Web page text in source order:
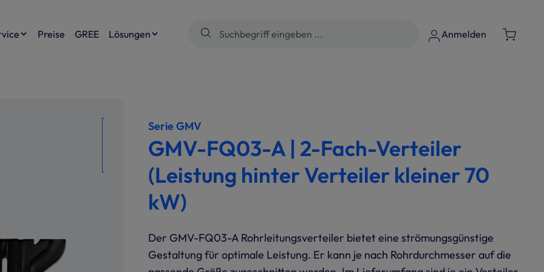
Preise GREE Lösungen Anmelden
Serie GMV
GMV-FQ03-A | 2-Fach-Verteiler
(Leistung hinter Verteiler kleiner 70
kW)
Der GMV-FQ03-A Rohrleitungsverteiler bietet eine strömungsgünstige
Gestaltung für optimale Leistung. Er kann je nach Rohrdurchmesser auf die